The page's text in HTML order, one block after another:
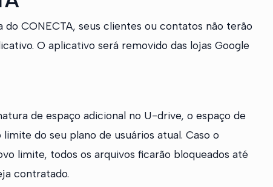
CONECTA, seus clientes ou contatos não terão
O aplicativo será removido das lojas Google
de espaço adicional no U-drive, o espaço de
do seu plano de usuários atual. Caso o
limite, todos os arquivos ficarão bloqueados até
contratado.